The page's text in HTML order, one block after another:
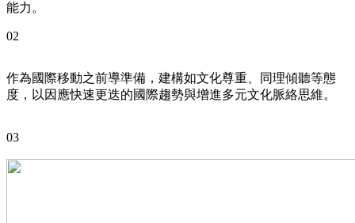
能力。
02
作為國際移動之前導準備，建構如文化尊重、同理傾聽等態
度，以因應快速更迭的國際趨勢與增進多元文化脈絡思維。
03